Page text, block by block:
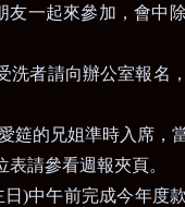
友一起來參加，會中
者請向辦公室報名
筵的兄姐準時入席，
請參看週報夾頁。
)中午前完成今年度